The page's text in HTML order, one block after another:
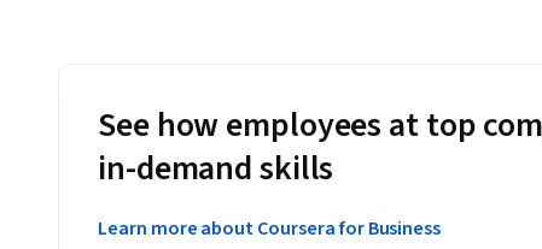
See how employees at top
in-demand skills
Learn more about Coursera for Business